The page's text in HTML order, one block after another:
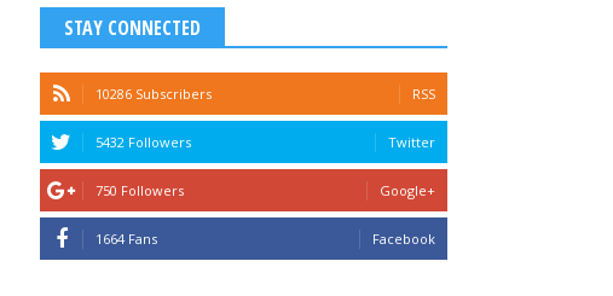
STAY CONNECTED
10286 Subscribers RSS
5432 Followers Twitter
750 Followers Google+
1664 Fans Facebook